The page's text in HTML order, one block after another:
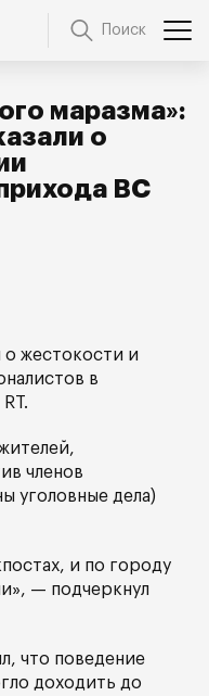
Поиск
маразма»:
о
ВС
о жестокости и
в
членов
уголовные дела)
и по городу
— подчеркнул
что поведение
доходить до